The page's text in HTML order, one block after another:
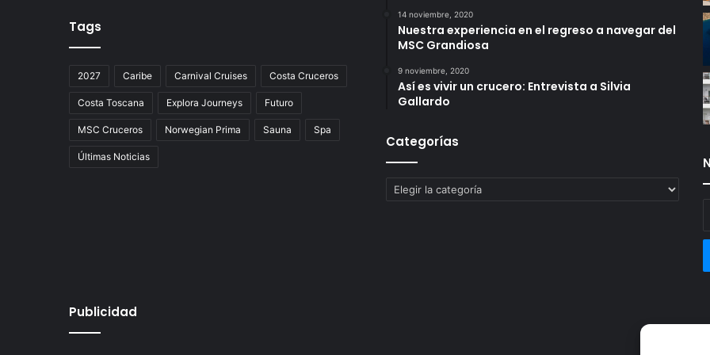
Tags
2027 Caribe Carnival Cruises Costa Cruceros
Costa Toscana Explora Journeys Futuro
MSC Cruceros Norwegian Prima Sauna Spa
Últimas Noticias
14 noviembre, 2020
Nuestra experiencia en el regreso a navegar del
MSC Grandiosa
9 noviembre, 2020
Así es vivir un crucero: Entrevista a Silvia
Gallardo
Categorías
Categorías
Publicidad